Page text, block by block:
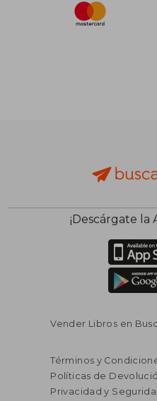
¡Descárgate la
Vender Libros en
Términos y
Políticas de
Privacidad y